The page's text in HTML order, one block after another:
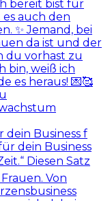
Business f